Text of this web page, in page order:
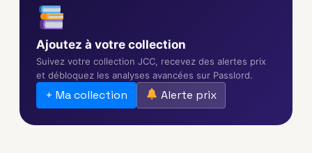
Ajoutez à votre collection
Suivez votre collection JCC, recevez des alertes prix
et débloquez les analyses avancées sur Passlord.
+ Ma collection Alerte prix